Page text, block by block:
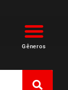
Gêneros